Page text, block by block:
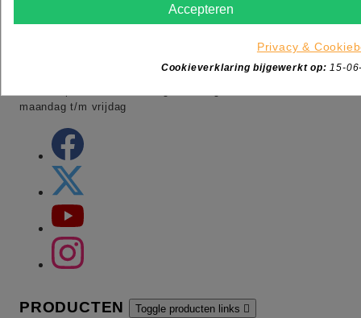
-maandag gesloten
-zaterdag van 09:00 tot 13:00
maandag t/m vrijdag
PRODUCTEN Toggle producten links 
Accepteren
Privacy &
Cookieverklaring bijgewerkt op: 15-